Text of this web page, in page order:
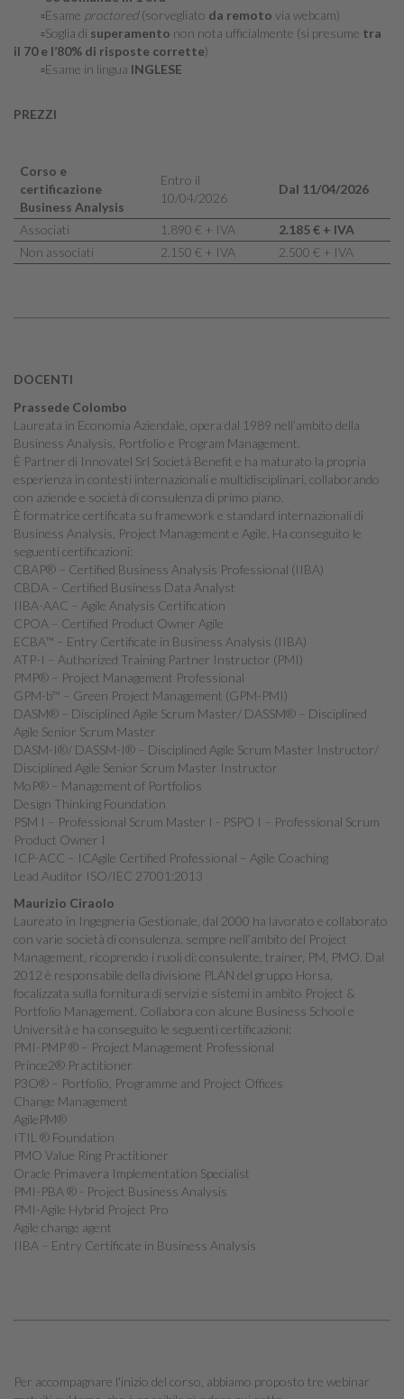
▫️Esame proctored(sorvegliato da remoto via webcam)
▫️Soglia di superamento non nota ufficialmente (si presume tra
il 70 e l’80% di risposte corrette)
▫️Esame in lingua INGLESE
PREZZI
Corso e
certificazione
Business Analysis
Entro il
10/04/2026
Dal 11/04/2026
Associati 1.890 € + IVA
2.185 € + IVA
Non associati
2.150 € + IVA 2.500 € + IVA
DOCENTI
Prassede Colombo
Laureata in Economia Aziendale, opera dal 1989 nell’ambito della
Business Analysis, Portfolio e Program Management.
È Partner di Innovatel Srl Società Benefit e ha maturato la propria
esperienza in contesti internazionali e multidisciplinari, collaborando
con aziende e società di consulenza di primo piano.
È formatrice certificata su framework e standard internazionali di
Business Analysis, Project Management e Agile. Ha conseguito le
seguenti certificazioni:
CBAP® – Certified Business Analysis Professional (IIBA)
CBDA – Certified Business Data Analyst
IIBA-AAC – Agile Analysis Certification
CPOA – Certified Product Owner Agile
ECBA™ – Entry Certificate in Business Analysis (IIBA)
ATP-I – Authorized Training Partner Instructor (PMI)
PMP® – Project Management Professional
GPM-b™ – Green Project Management (GPM-PMI)
DASM® – Disciplined Agile Scrum Master/ DASSM® – Disciplined
Agile Senior Scrum Master
DASM-I®/ DASSM-I® – Disciplined Agile Scrum Master Instructor/
Disciplined Agile Senior Scrum Master Instructor
MoP® – Management of Portfolios
Design Thinking Foundation
PSM I – Professional Scrum Master I - PSPO I – Professional Scrum
Product Owner I
ICP-ACC – ICAgile Certified Professional – Agile Coaching
Lead Auditor ISO/IEC 27001:2013
Maurizio Ciraolo
Laureato in Ingegneria Gestionale, dal 2000 ha lavorato e collaborato
con varie società di consulenza, sempre nell’ambito del Project
Management, ricoprendo i ruoli di: consulente, trainer, PM, PMO. Dal
2012 è responsabile della divisione PLAN del gruppo Horsa,
focalizzata sulla fornitura di servizi e sistemi in ambito Project &
Portfolio Management. Collabora con alcune Business School e
Università e ha conseguito le seguenti certificazioni:
PMI-PMP ® – Project Management Professional
Prince2® Practitioner
P3O® – Portfolio, Programme and Project Offices
Change Management
AgilePM®
ITIL ® Foundation
PMO Value Ring Practitioner
Oracle Primavera Implementation Specialist
PMI-PBA ® - Project Business Analysis
PMI-Agile Hybrid Project Pro
Agile change agent
IIBA – Entry Certificate in Business Analysis
Per accompagnare l'inizio del corso, abbiamo proposto tre webinar